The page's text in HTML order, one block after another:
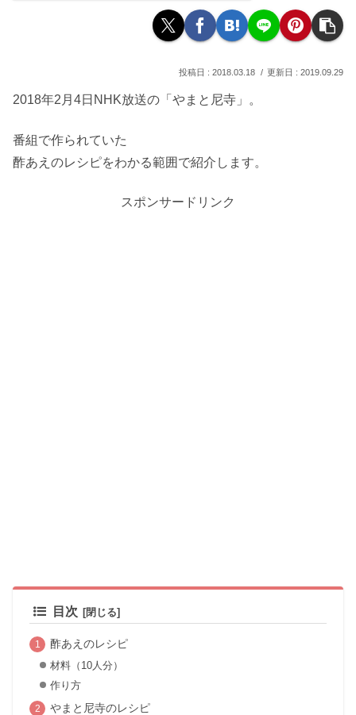
2018.03.18 2019.09.29
2018年2月4日NHK放送の「やまと尼寺」。
番組で作られていた
酢あえのレシピをわかる範囲で紹介します。
スポンサードリンク
目次
酢あえのレシピ
材料（10人分）
作り方
やまと尼寺のレシピ